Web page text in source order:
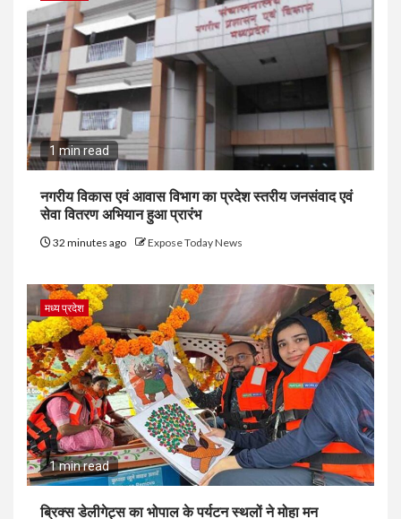
1 min read
नगरीय विकास एवं आवास विभाग का प्रदेश स्तरीय जनसंवाद एवं
सेवा वितरण अभियान हुआ प्रारंभ
32 minutes ago Expose Today News
मध्य प्रदेश
1 min read
ब्रिक्स डेलीगेट्स का भोपाल के पर्यटन स्थलों ने मोहा मन